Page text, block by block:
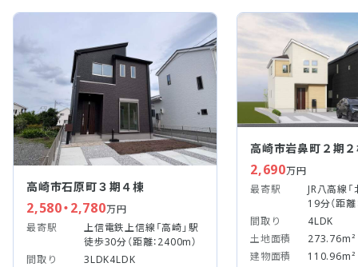
高崎市石原町３期４棟
2,580・2,780万円
最寄駅
上信電鉄上信線「高崎」駅
徒歩30分（距離：2400m）
間取り
3LDK4LDK
高崎市岩鼻町２期
2,690万円
最寄駅
JR八高線
19分（距離
間取り
4LDK
土地面積
273.76m²
建物面積
110.96m²